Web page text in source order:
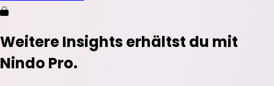
Weitere Insights erhältst du mit
Nindo Pro.